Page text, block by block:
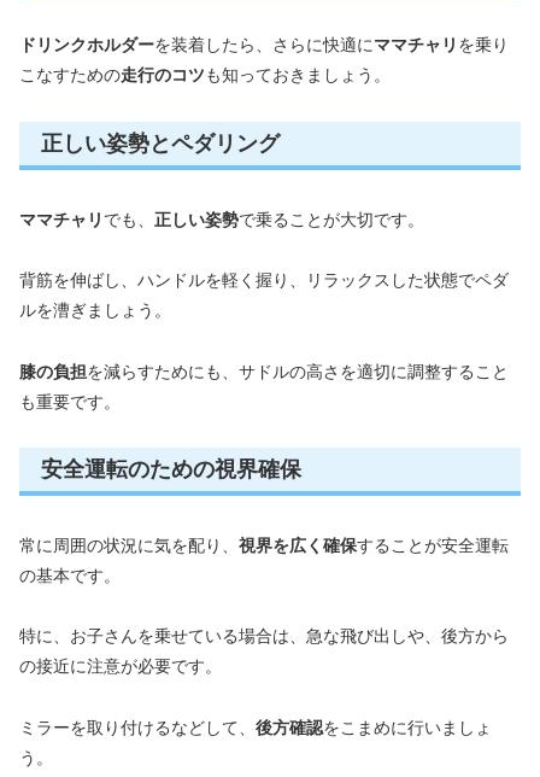
ドリンクホルダーを装着したら、さらに快適にママチャリ を乗り
こなすための走行のコツも知っておきましょう。
正しい姿勢とペダリング
ママチャリ でも、 正しい姿勢で乗ることが大切です。
背筋を伸ばし、ハンドルを軽く握り、リラックスした状態でペダ
ルを漕ぎましょう。
膝の負担を減らすためにも、サドルの高さを適切に調整すること
も重要です。
安全運転のための視界確保
常に周囲の状況に気を配り、 視界を広く確保することが安全運転
の基本です。
特に、お子さんを乗せている場合は、急な飛び出しや、後方から
の接近に注意が必要です。
ミラーを取り付けるなどして、 後方確認をこまめに行いましょ
う。